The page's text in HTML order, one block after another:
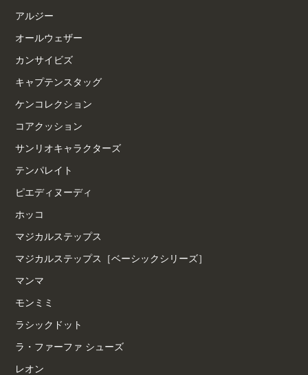
アルジー
オールウェザー
カンサイビズ
キャプテンスタッグ
ケンコレクション
コアクッション
サンリオキャラクターズ
テンパレイト
ピエディヌーディ
ホッコ
マジカルステップス
マジカルステップス［ベーシックシリーズ］
マンマ
モンミミ
ラシックドット
ラ・ファーファ シューズ
レオン